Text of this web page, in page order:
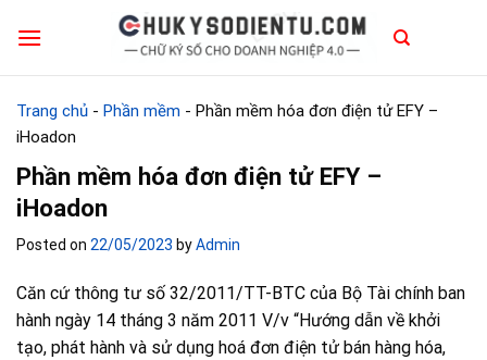
Trang chủ - Phần mềm - Phần mềm hóa đơn điện tử EFY –
iHoadon
Phần mềm hóa đơn điện tử EFY –
iHoadon
Posted on 22/05/2023 byAdmin
Căn cứ thông tư số 32/2011/TT-BTC của Bộ Tài chính ban
hành ngày 14 tháng 3 năm 2011 V/v “Hướng dẫn về khởi
tạo, phát hành và sử dụng hoá đơn điện tử bán hàng hóa,